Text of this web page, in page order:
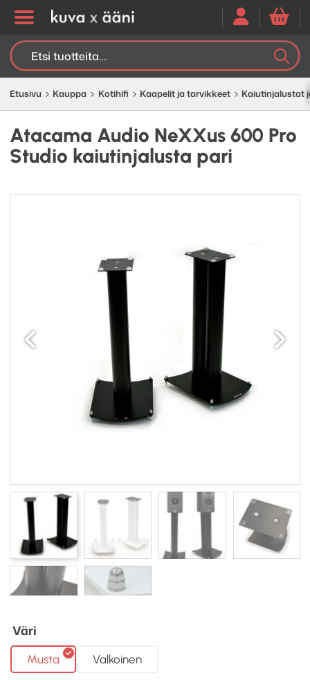
Etsi:
Etusivu Kauppa Kotihifi Kaapelit ja tarvikkeet Kaiutinjalustat
Atacama Audio NeXXus 600 Pro
Studio kaiutinjalusta pari
Väri
Musta Valkoinen